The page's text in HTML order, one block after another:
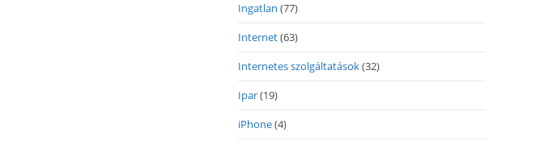
Ingatlan (77)
Internet(63)
Internetes szolgáltatások(32)
Ipar(19)
iPhone(4)